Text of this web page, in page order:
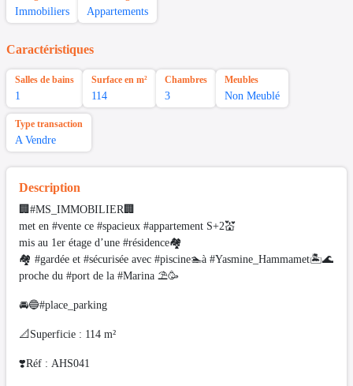
Immobiliers Appartements
Caractéristiques
Salles de bains
1
Surface en m²
114
Chambres
3
Meubles
Non Meublé
Type transaction
A Vendre
Description
🏢#MS_IMMOBILIER🏢
met en #vente ce #spacieux #appartement S+2💒
mis au 1er étage d’une #résidence🏘
🏘 #gardée et #sécurisée avec #piscine🏊à #Yasmine_Hammamet🏝🌊
proche du #port de la #Marina ⛱️🥳
🚘🔵#place_parking
📐Superficie : 114 m²
❣️Réf : AHS041